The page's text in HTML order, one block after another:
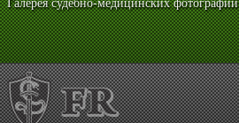
Галерея судебно-медицинских фотографий